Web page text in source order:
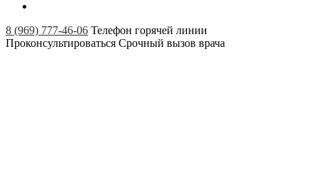
8 (969) 777-46-06 Телефон горячей линии
Проконсультироваться Срочный вызов врача